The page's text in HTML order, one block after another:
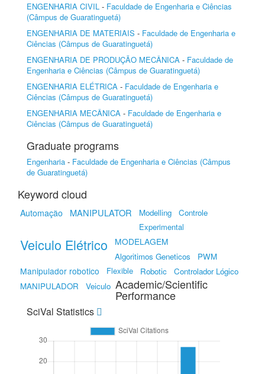
ENGENHARIA CIVIL - Faculdade de Engenharia e Ciências
(Câmpus de Guaratinguetá)
ENGENHARIA DE MATERIAIS - Faculdade de Engenharia e
Ciências (Câmpus de Guaratinguetá)
ENGENHARIA DE PRODUÇÃO MECÂNICA - Faculdade de
Engenharia e Ciências (Câmpus de Guaratinguetá)
ENGENHARIA ELÉTRICA - Faculdade de Engenharia e
Ciências (Câmpus de Guaratinguetá)
ENGENHARIA MECÂNICA - Faculdade de Engenharia e
Ciências (Câmpus de Guaratinguetá)
Graduate programs
Engenharia - Faculdade de Engenharia e Ciências (Câmpus
de Guaratinguetá)
Keyword cloud
Automação MANIPULATOR Modelling
Controle
Experimental
Veiculo Elétrico MODELAGEM
Algoritimos Geneticos PWM
Manipulador robotico Flexible Robotic
Controlador Lógico
MANIPULADOR
Veiculo Academic/Scientific
Performance
SciVal Statistics